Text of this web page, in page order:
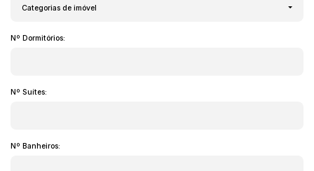
Categorias de imóvel
Nº Dormitórios:
Nº Suítes:
Nº Banheiros: